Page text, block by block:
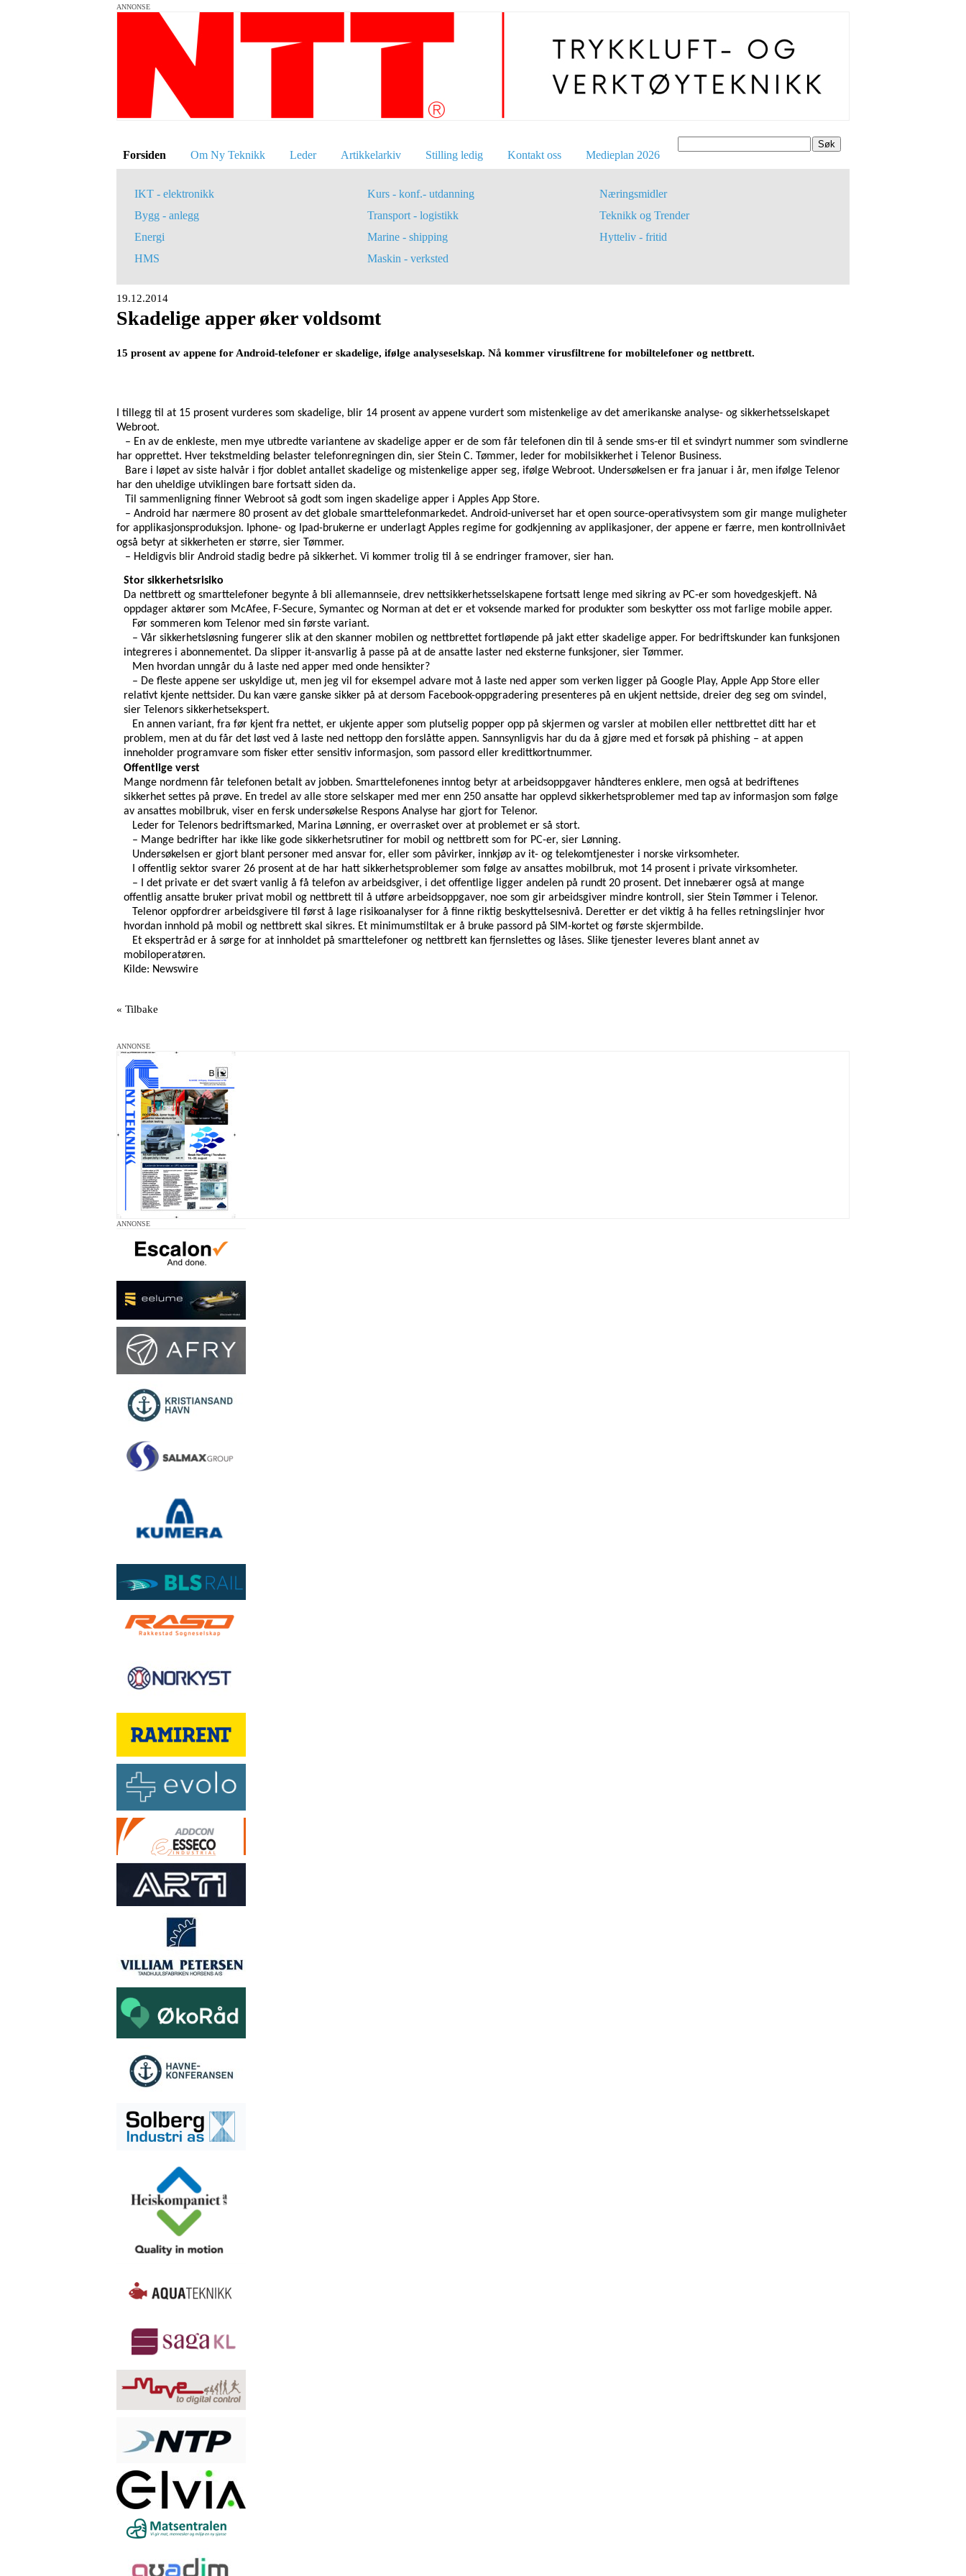
ANNONSE
Søk
Forsiden Om Ny Teknikk Leder Artikkelarkiv Stilling ledig Kontakt oss Medieplan 2026
IKT - elektronikk
Bygg - anlegg
Energi
HMS
Kurs - konf.- utdanning
Transport - logistikk
Marine - shipping
Maskin - verksted
Næringsmidler
Teknikk og Trender
Hytteliv - fritid
19.12.2014
Skadelige apper øker voldsomt
15 prosent av appene for Android-telefoner er skadelige, ifølge analyseselskap. Nå kommer virusfiltrene for mobiltelefoner og nettbrett.
I tillegg til at 15 prosent vurderes som skadelige, blir 14 prosent av appene vurdert som mistenkelige av det amerikanske analyse- og sikkerhetsselskapet
Webroot.
– En av de enkleste, men mye utbredte variantene av skadelige apper er de som får telefonen din til å sende sms-er til et svindyrt nummer som svindlerne
har opprettet. Hver tekstmelding belaster telefonregningen din, sier Stein C. Tømmer, leder for mobilsikkerhet i Telenor Business.
Bare i løpet av siste halvår i fjor doblet antallet skadelige og mistenkelige apper seg, ifølge Webroot. Undersøkelsen er fra januar i år, men ifølge Telenor
har den uheldige utviklingen bare fortsatt siden da.
Til sammenligning finner Webroot så godt som ingen skadelige apper i Apples App Store.
– Android har nærmere 80 prosent av det globale smarttelefonmarkedet. Android-universet har et open source-operativsystem som gir mange muligheter
for applikasjonsproduksjon. Iphone- og Ipad-brukerne er underlagt Apples regime for godkjenning av applikasjoner, der appene er færre, men kontrollnivået
også betyr at sikkerheten er større, sier Tømmer.
– Heldigvis blir Android stadig bedre på sikkerhet. Vi kommer trolig til å se endringer framover, sier han.
Stor sikkerhetsrisiko
Da nettbrett og smarttelefoner begynte å bli allemannseie, drev nettsikkerhetsselskapene fortsatt lenge med sikring av PC-er som hovedgeskjeft. Nå
oppdager aktører som McAfee, F-Secure, Symantec og Norman at det er et voksende marked for produkter som beskytter oss mot farlige mobile apper.
Før sommeren kom Telenor med sin første variant.
– Vår sikkerhetsløsning fungerer slik at den skanner mobilen og nettbrettet fortløpende på jakt etter skadelige apper. For bedriftskunder kan funksjonen
integreres i abonnementet. Da slipper it-ansvarlig å passe på at de ansatte laster ned eksterne funksjoner, sier Tømmer.
Men hvordan unngår du å laste ned apper med onde hensikter?
– De fleste appene ser uskyldige ut, men jeg vil for eksempel advare mot å laste ned apper som verken ligger på Google Play, Apple App Store eller
relativt kjente nettsider. Du kan være ganske sikker på at dersom Facebook-oppgradering presenteres på en ukjent nettside, dreier deg seg om svindel,
sier Telenors sikkerhetsekspert.
En annen variant, fra før kjent fra nettet, er ukjente apper som plutselig popper opp på skjermen og varsler at mobilen eller nettbrettet ditt har et
problem, men at du får det løst ved å laste ned nettopp den forslåtte appen. Sannsynligvis har du da å gjøre med et forsøk på phishing – at appen
inneholder programvare som fisker etter sensitiv informasjon, som passord eller kredittkortnummer.
Offentlige verst
Mange nordmenn får telefonen betalt av jobben. Smarttelefonenes inntog betyr at arbeidsoppgaver håndteres enklere, men også at bedriftenes
sikkerhet settes på prøve. En tredel av alle store selskaper med mer enn 250 ansatte har opplevd sikkerhetsproblemer med tap av informasjon som følge
av ansattes mobilbruk, viser en fersk undersøkelse Respons Analyse har gjort for Telenor.
Leder for Telenors bedriftsmarked, Marina Lønning, er overrasket over at problemet er så stort.
– Mange bedrifter har ikke like gode sikkerhetsrutiner for mobil og nettbrett som for PC-er, sier Lønning.
Undersøkelsen er gjort blant personer med ansvar for, eller som påvirker, innkjøp av it- og telekomtjenester i norske virksomheter.
I offentlig sektor svarer 26 prosent at de har hatt sikkerhetsproblemer som følge av ansattes mobilbruk, mot 14 prosent i private virksomheter.
– I det private er det svært vanlig å få telefon av arbeidsgiver, i det offentlige ligger andelen på rundt 20 prosent. Det innebærer også at mange
offentlig ansatte bruker privat mobil og nettbrett til å utføre arbeidsoppgaver, noe som gir arbeidsgiver mindre kontroll, sier Stein Tømmer i Telenor.
Telenor oppfordrer arbeidsgivere til først å lage risikoanalyser for å finne riktig beskyttelsesnivå. Deretter er det viktig å ha felles retningslinjer hvor
hvordan innhold på mobil og nettbrett skal sikres. Et minimumstiltak er å bruke passord på SIM-kortet og første skjermbilde.
Et ekspertråd er å sørge for at innholdet på smarttelefoner og nettbrett kan fjernslettes og låses. Slike tjenester leveres blant annet av
mobiloperatøren.
Kilde: Newswire
« Tilbake
ANNONSE
ANNONSE